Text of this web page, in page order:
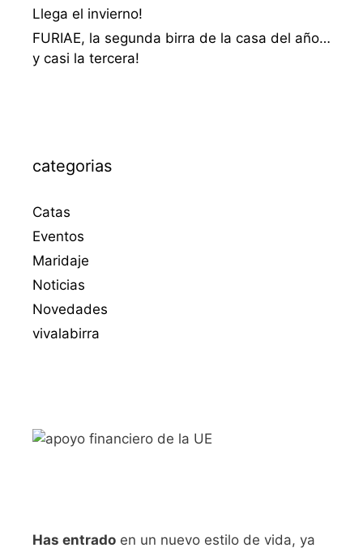
Llega el invierno!
FURIAE, la segunda birra de la casa del año…
y casi la tercera!
categorias
Catas
Eventos
Maridaje
Noticias
Novedades
vivalabirra
Has entrado en un nuevo estilo de vida, ya